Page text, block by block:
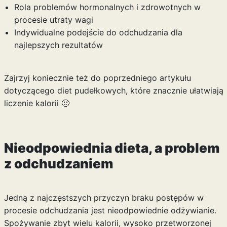
Rola problemów hormonalnych i zdrowotnych w
procesie utraty wagi
Indywidualne podejście do odchudzania dla
najlepszych rezultatów
Zajrzyj koniecznie też do poprzedniego artykułu
dotyczącego diet pudełkowych, które znacznie ułatwiają
liczenie kalorii 🙂
Nieodpowiednia dieta, a problem
z odchudzaniem
Jedną z najczęstszych przyczyn braku postępów w
procesie odchudzania jest nieodpowiednie odżywianie.
Spożywanie zbyt wielu kalorii, wysoko przetworzonej